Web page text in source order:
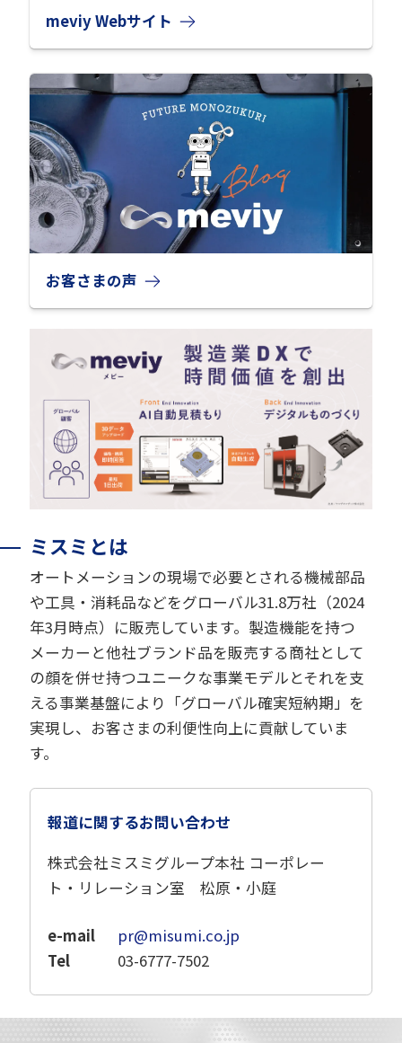
meviy Webサイト
お客さまの声
ミスミとは
オートメーションの現場で必要とされる機械部品
や工具・消耗品などをグローバル31.8万社（2024
年3月時点）に販売しています。製造機能を持つ
メーカーと他社ブランド品を販売する商社として
の顔を併せ持つユニークな事業モデルとそれを支
える事業基盤により「グローバル確実短納期」を
実現し、お客さまの利便性向上に貢献していま
す。
報道に関するお問い合わせ
株式会社ミスミグループ本社 コーポレー
ト・リレーション室 松原・小庭
e-mail
pr@misumi.co.jp
Tel
03-6777-7502